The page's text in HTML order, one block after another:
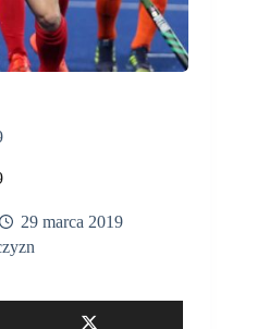
29 marca 2019